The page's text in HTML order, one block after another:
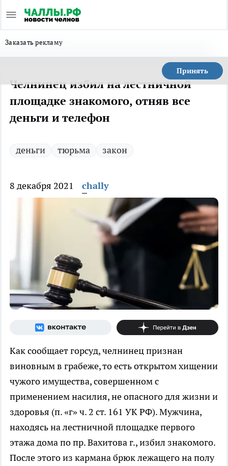
Заказать рекламу
Принять
Челнинец избил на лестничной
площадке знакомого, отняв все
деньги и телефон
деньги тюрьма закон
8 декабря 2021 chally
Как сообщает горсуд, челнинец признан
виновным в грабеже, то есть открытом хищении
чужого имущества, совершенном с
применением насилия, не опасного для жизни и
здоровья (п. «г» ч. 2 ст. 161 УК РФ). Мужчина,
находясь на лестничной площадке первого
этажа дома по пр. Вахитова г., избил знакомого.
После этого из кармана брюк лежащего на полу